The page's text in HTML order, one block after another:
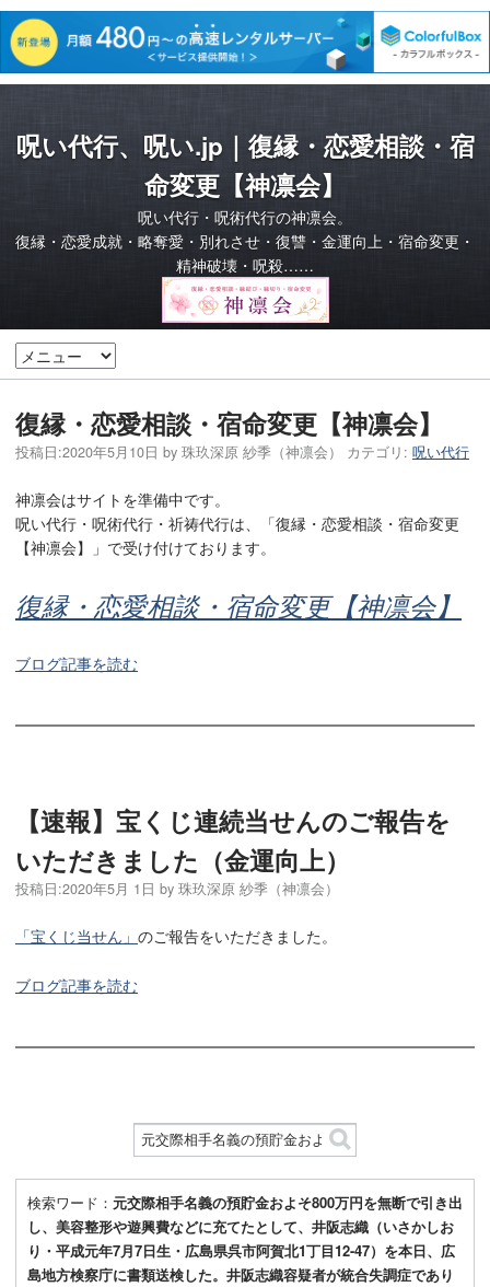
呪い代行、呪い.jp｜復縁・恋愛相談・宿
命変更【神凛会】
呪い代行・呪術代行の神凛会。
復縁・恋愛成就・略奪愛・別れさせ・復讐・金運向上・宿命変更・
精神破壊・呪殺……
復縁・恋愛相談・宿命変更【神凛会】
投稿日:2020年5月10日 by 珠玖深原 紗季（神凛会） カテゴリ: 呪い代行
神凛会はサイトを準備中です。
呪い代行・呪術代行・祈祷代行は、「復縁・恋愛相談・宿命変更
【神凛会】」で受け付けております。
復縁・恋愛相談・宿命変更【神凛会】
ブログ記事を読む
【速報】宝くじ連続当せんのご報告を
いただきました（金運向上）
投稿日:2020年5月 1日 by 珠玖深原 紗季（神凛会）
「宝くじ当せん」 のご報告をいただきました。
ブログ記事を読む
検索ワード： 元交際相手名義の預貯金およそ800万円を無断で引き出
し、美容整形や遊興費などに充てたとして、井阪志織（いさかしお
り・平成元年7月7日生・広島県呉市阿賀北1丁目12-47）を本日、広
島地方検察庁に書類送検した。井阪志織容疑者が統合失調症であり